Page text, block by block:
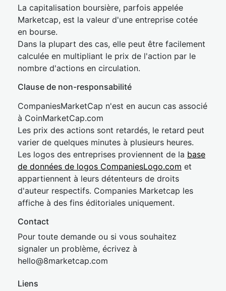
La capitalisation boursière, parfois appelée
Marketcap, est la valeur d'une entreprise cotée
en bourse.
Dans la plupart des cas, elle peut être facilement
calculée en multipliant le prix de l'action par le
nombre d'actions en circulation.
Clause de non-responsabilité
CompaniesMarketCap n'est en aucun cas associé
à CoinMarketCap.com
Les prix des actions sont retardés, le retard peut
varier de quelques minutes à plusieurs heures.
Les logos des entreprises proviennent de la base
de données de logos CompaniesLogo.com et
appartiennent à leurs détenteurs de droits
d'auteur respectifs. Companies Marketcap les
affiche à des fins éditoriales uniquement.
Contact
Pour toute demande ou si vous souhaitez
signaler un problème, écrivez à
hello@8marketcap.com
Liens